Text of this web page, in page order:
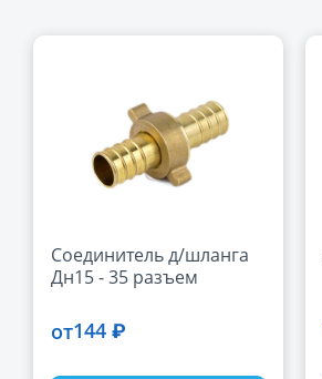
Соединитель д/шланга
Дн15 - 35 разъем
от144 ₽